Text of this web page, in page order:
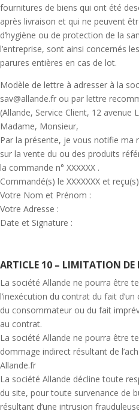
fournitures de biens qui ont été
après livraison et qui ne peuvent
d’hygiène ou de protection de la
l’entreprise, sont ainsi concernés
parures entières en cas de lot.
Modèle de lettre à adresser à la
sav@allande.fr ou par lettre
(Allande, Service Client, 12 avenue
Madame, Monsieur,
Par la présente, je vous notifie
sur la vente du ou des produits
la commande n° XXXXXX .
Commandé(s) le XXXXXXX et reçu(s)
Votre Nom et Prénom :
Votre Adresse :
Date et Signature :
ARTICLE 10 – LIMITATION DE
La société Allande ne pourra être
l’inexécution du contrat du fait
du consommateur ou du fait
au contrat.
La société Allande ne pourra être
dommage indirect résultant de
Allande.fr
La société Allande décline toute
du site, pour toute survenance de
résultant d’une intrusion